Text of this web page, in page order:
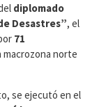
diplomado
Desastres”, el
71
macrozona norte
se ejecutó en el